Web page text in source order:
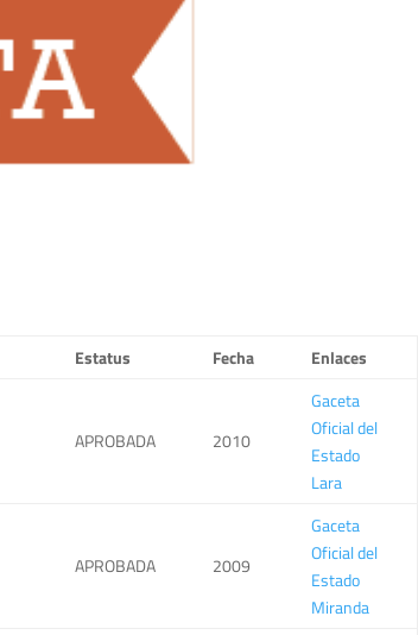
Estatus Fecha Enlaces
APROBADA 2010
Gaceta
Oficial del
Estado
Lara
APROBADA 2009
Gaceta
Oficial del
Estado
Miranda